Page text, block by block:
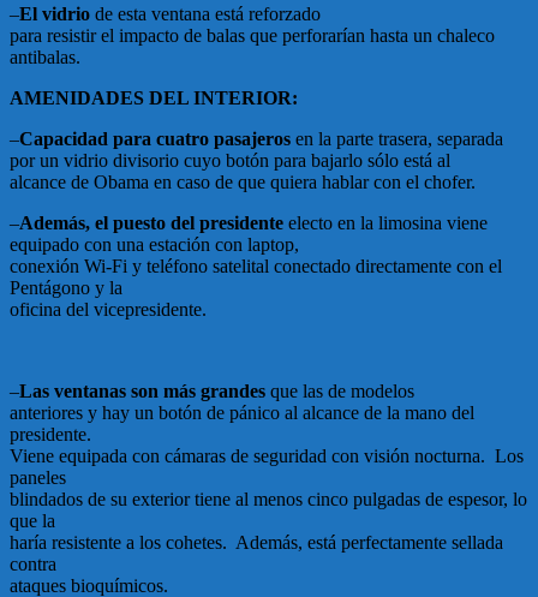
–El vidrio de esta ventana está reforzado
para resistir el impacto de balas que perforarían hasta un chaleco
antibalas.
AMENIDADES DEL INTERIOR:
–Capacidad para cuatro pasajeros en la parte trasera, separada
por un vidrio divisorio cuyo botón para bajarlo sólo está al
alcance de Obama en caso de que quiera hablar con el chofer.
–Además, el puesto del presidente electo en la limosina viene
equipado con una estación con laptop,
conexión Wi-Fi y teléfono satelital conectado directamente con el
Pentágono y la
oficina del vicepresidente.
–Las ventanas son más grandes que las de modelos
anteriores y hay un botón de pánico al alcance de la mano del
presidente.
Viene equipada con cámaras de seguridad con visión nocturna. Los
paneles
blindados de su exterior tiene al menos cinco pulgadas de espesor, lo
que la
haría resistente a los cohetes. Además, está perfectamente sellada
contra
ataques bioquímicos.